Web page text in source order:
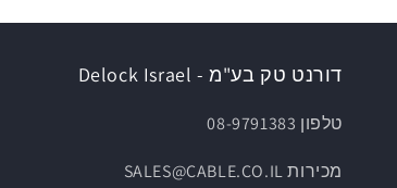
דורנט טק בע"מ - Delock Israel
טלפון 08-9791383
מכירות SALES@CABLE.CO.IL